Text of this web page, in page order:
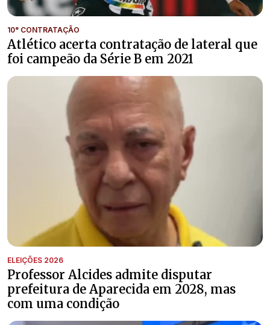
10° CONTRATAÇÃO
Atlético acerta contratação de lateral que
foi campeão da Série B em 2021
ELEIÇÕES 2026
Professor Alcides admite disputar
prefeitura de Aparecida em 2028, mas
com uma condição